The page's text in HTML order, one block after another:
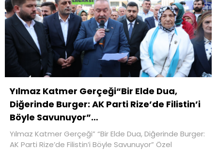
Yılmaz Katmer Gerçeği“Bir Elde Dua,
Diğerinde Burger: AK Parti Rize’de Filistin’i
Böyle Savunuyor”…
Yılmaz Katmer Gerçeği” “Bir Elde Dua, Diğerinde Burger:
AK Parti Rize’de Filistin’i Böyle Savunuyor” Özel